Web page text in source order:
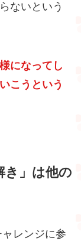
ないという
になってし
こうという
き」は他の
レンジに参